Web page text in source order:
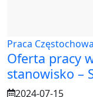
Praca Częstochowa
Oferta pracy
stanowisko –
2024-07-15